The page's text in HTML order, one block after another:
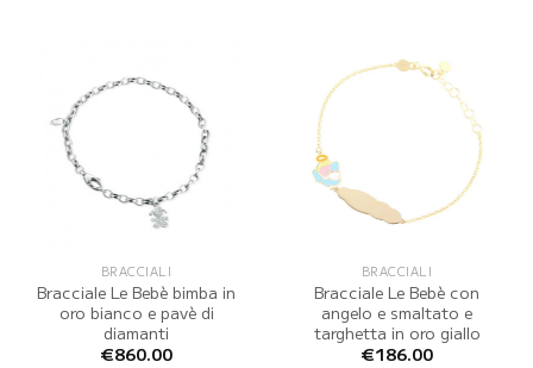
BRACCIALI
Bracciale Le Bebè bimba in
oro bianco e pavè di
diamanti
€860.00
BRACCIALI
Bracciale Le Bebè con
angelo e smaltato e
targhetta in oro giallo
€186.00